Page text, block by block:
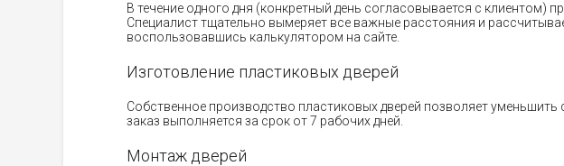
В течение одного дня (конкретный день согласовывается с клиентом)
Специалист тщательно вымеряет все важные расстояния и
воспользовавшись калькулятором на сайте.
Изготовление пластиковых дверей
Собственное производство пластиковых дверей позволяет
заказ выполняется за срок от 7 рабочих дней.
Монтаж дверей